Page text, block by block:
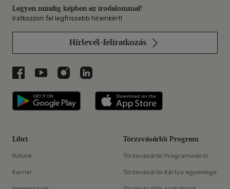
Legyen mindig képben az irodalommal!
Iratkozzon fel legfrissebb híreinkért!
Hírlevél-feliratkozás
Libri a Facebookon
Libri a Youtube-on
Libri az Instagramon
Libri a LinkedInen
Libri applikáció Szerezd meg: Google
Libri
Rólunk
Karrier
Törzsvásárlói Program
Törzsvásárlói Programunkról
Törzsvásárlói Kártya egyenlege